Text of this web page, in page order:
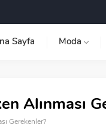
Sayfa Moda
Alınması
Gerekenler?